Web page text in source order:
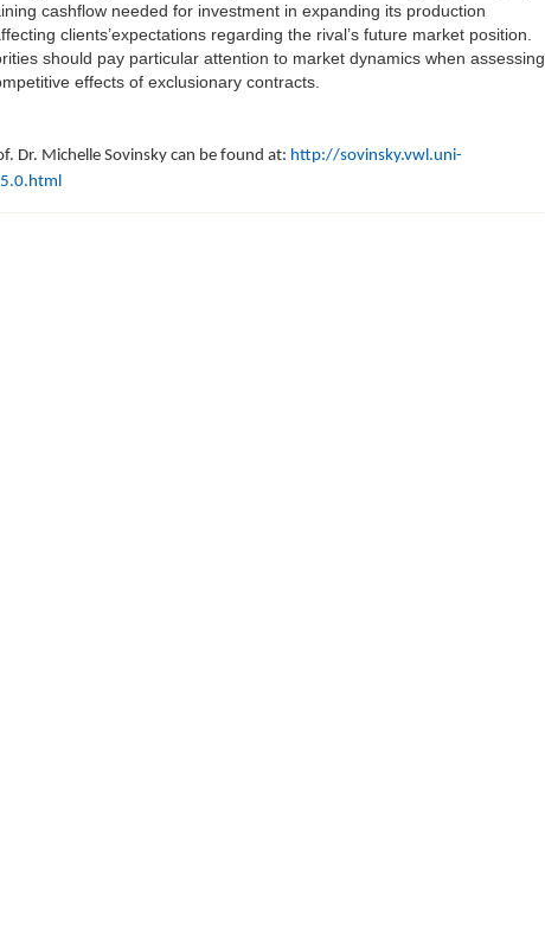
cashflow needed for investment in expanding its production
clients’expectations regarding the rival’s future market position.
should pay particular attention to market dynamics when assessing
effects of exclusionary contracts.
Dr. Michelle Sovinsky can be found at: http://sovinsky.vwl.uni-